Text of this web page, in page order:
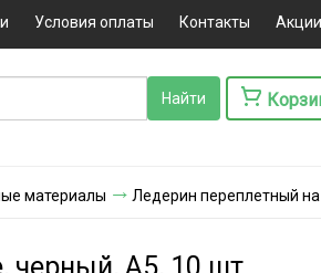
Условия оплаты Контакты
материалы Ледерин переплетный
черный, А5, 10 шт